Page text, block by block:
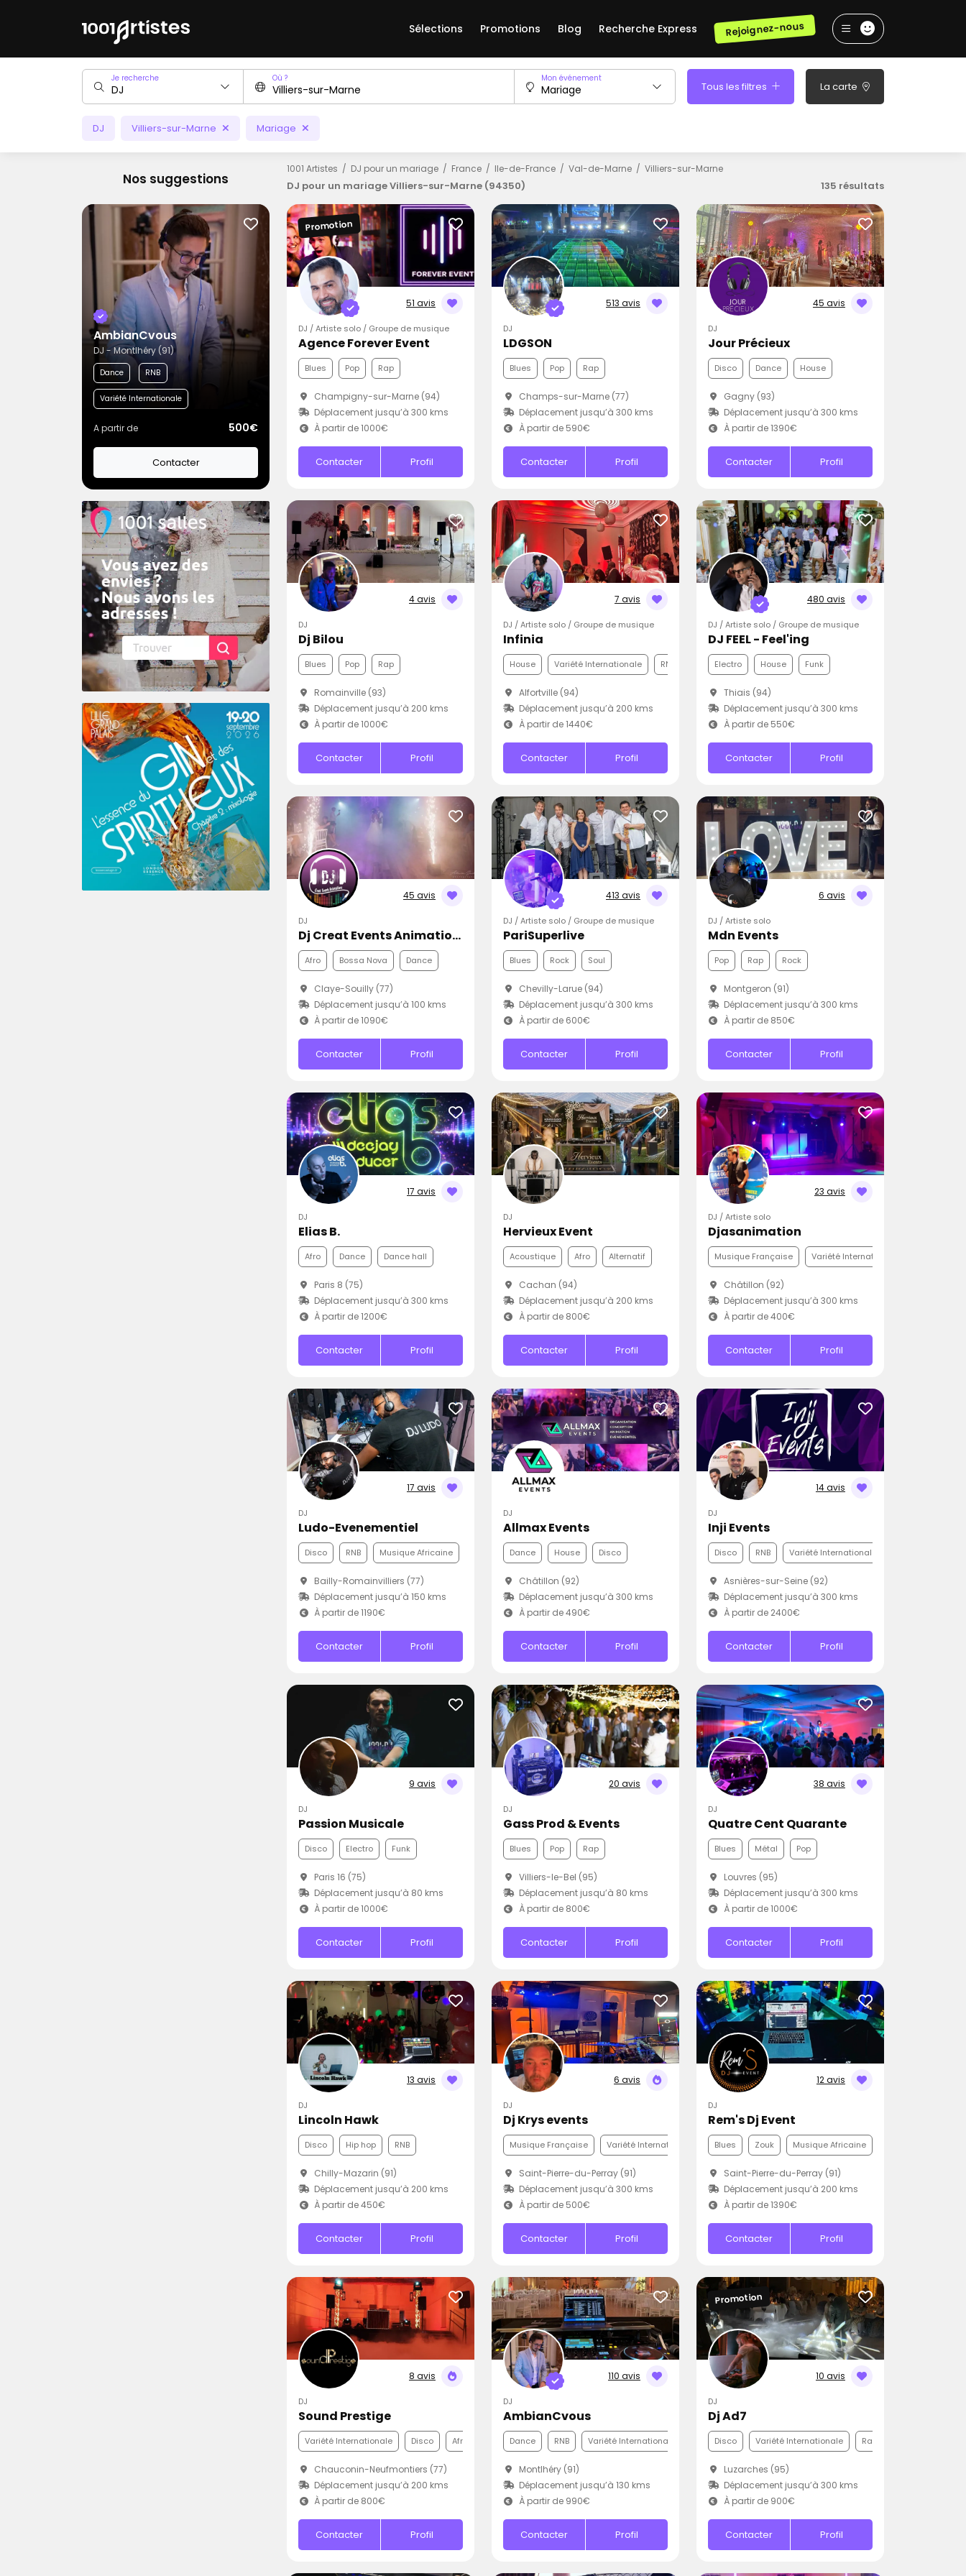
Sélections Promotions Blog Recherche Express Rejoignez-nous
Je recherche Où ? Mon événement
Tous les filtres La carte
DJ Villiers-sur-Marne Mariage
Nos suggestions
AmbianCvous
DJ - Montlhéry (91)
Dance RNB
Variété Internationale
A partir de 500€
Contacter
1001 Artistes DJ pour un mariage France Ile-de-France Val-de-Marne Villiers-sur-Marne
DJ pour un mariage Villiers-sur-Marne (94350) 135 résultats
51 avis
Promotion
DJ / Artiste solo / Groupe de musique
Agence Forever Event
Blues Pop Rap
Champigny-sur-Marne (94)
Déplacement jusqu’à 300 kms
À partir de 1000€
Contacter Profil
513 avis
DJ
LDGSON
Blues Pop Rap
Champs-sur-Marne (77)
Déplacement jusqu’à 300 kms
À partir de 590€
Contacter Profil
45 avis
DJ
Jour Précieux
Disco Dance House
Gagny (93)
Déplacement jusqu’à 300 kms
À partir de 1390€
Contacter Profil
4 avis
DJ
Dj Bilou
Blues Pop Rap
Romainville (93)
Déplacement jusqu’à 200 kms
À partir de 1000€
Contacter Profil
7 avis
DJ / Artiste solo / Groupe de musique
Infinia
House Variété Internationale RNB
Alfortville (94)
Déplacement jusqu’à 200 kms
À partir de 1440€
Contacter Profil
480 avis
DJ / Artiste solo / Groupe de musique
DJ FEEL - Feel'ing
Electro House Funk
Thiais (94)
Déplacement jusqu’à 300 kms
À partir de 550€
Contacter Profil
45 avis
DJ
Dj Creat Events Animations
Afro Bossa Nova Dance
Claye-Souilly (77)
Déplacement jusqu’à 100 kms
À partir de 1090€
Contacter Profil
413 avis
DJ / Artiste solo / Groupe de musique
PariSuperlive
Blues Rock Soul
Chevilly-Larue (94)
Déplacement jusqu’à 300 kms
À partir de 600€
Contacter Profil
6 avis
DJ / Artiste solo
Mdn Events
Pop Rap Rock
Montgeron (91)
Déplacement jusqu’à 300 kms
À partir de 850€
Contacter Profil
17 avis
DJ
Elias B.
Afro Dance Dance hall
Paris 8 (75)
Déplacement jusqu’à 300 kms
À partir de 1200€
Contacter Profil
DJ
Hervieux Event
Acoustique Afro Alternatif
Cachan (94)
Déplacement jusqu’à 200 kms
À partir de 800€
Contacter Profil
23 avis
DJ / Artiste solo
Djasanimation
Musique Française Variété Internationale
Châtillon (92)
Déplacement jusqu’à 300 kms
À partir de 400€
Contacter Profil
17 avis
DJ
Ludo-Evenementiel
Disco RNB Musique Africaine
Bailly-Romainvilliers (77)
Déplacement jusqu’à 150 kms
À partir de 1190€
Contacter Profil
DJ
Allmax Events
Dance House Disco
Châtillon (92)
Déplacement jusqu’à 300 kms
À partir de 490€
Contacter Profil
14 avis
DJ
Inji Events
Disco RNB Variété Internationale
Asnières-sur-Seine (92)
Déplacement jusqu’à 300 kms
À partir de 2400€
Contacter Profil
9 avis
DJ
Passion Musicale
Disco Electro Funk
Paris 16 (75)
Déplacement jusqu’à 80 kms
À partir de 1000€
Contacter Profil
20 avis
DJ
Gass Prod & Events
Blues Pop Rap
Villiers-le-Bel (95)
Déplacement jusqu’à 80 kms
À partir de 800€
Contacter Profil
38 avis
DJ
Quatre Cent Quarante
Blues Métal Pop
Louvres (95)
Déplacement jusqu’à 300 kms
À partir de 1000€
Contacter Profil
13 avis
DJ
Lincoln Hawk
Disco Hip hop RNB
Chilly-Mazarin (91)
Déplacement jusqu’à 200 kms
À partir de 450€
Contacter Profil
6 avis
DJ
Dj Krys events
Musique Française Variété Internationale Funk
Saint-Pierre-du-Perray (91)
Déplacement jusqu’à 300 kms
À partir de 500€
Contacter Profil
12 avis
DJ
Rem's Dj Event
Blues Zouk Musique Africaine
Saint-Pierre-du-Perray (91)
Déplacement jusqu’à 200 kms
À partir de 1390€
Contacter Profil
8 avis
DJ
Sound Prestige
Variété Internationale Disco Afro
Chauconin-Neufmontiers (77)
Déplacement jusqu’à 200 kms
À partir de 800€
Contacter Profil
110 avis
DJ
AmbianCvous
Dance RNB Variété Internationale
Montlhéry (91)
Déplacement jusqu’à 130 kms
À partir de 990€
Contacter Profil
10 avis
Promotion
DJ
Dj Ad7
Disco Variété Internationale Rap
Luzarches (95)
Déplacement jusqu’à 300 kms
À partir de 900€
Contacter Profil